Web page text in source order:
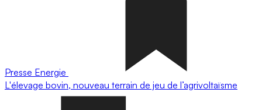
Presse Energie
L'élevage bovin, nouveau terrain de jeu de l’agrivoltaïsme